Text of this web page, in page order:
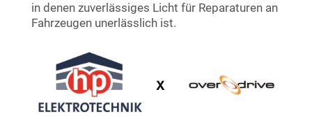
in denen zuverlässiges Licht für Reparaturen an
Fahrzeugen unerlässlich ist.